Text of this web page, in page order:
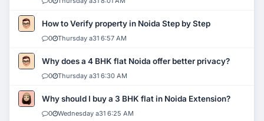
How to Verify property in Noida Step by Step
0 Thursday a31 6:57 AM
Why does a 4 BHK flat Noida offer better privacy?
0 Thursday a31 6:30 AM
Why should I buy a 3 BHK flat in Noida Extension?
0 Wednesday a31 6:25 AM